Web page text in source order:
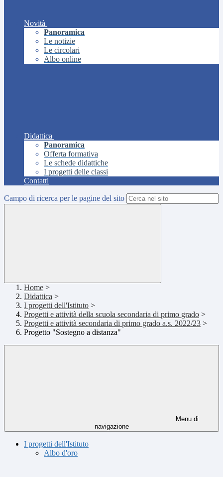
Novità
Panoramica
Le notizie
Le circolari
Albo online
Didattica
Panoramica
Offerta formativa
Le schede didattiche
I progetti delle classi
Contatti
Campo di ricerca per le pagine del sito
Home >
Didattica >
I progetti dell'Istituto >
Progetti e attività della scuola secondaria di primo grado >
Progetti e attività secondaria di primo grado a.s. 2022/23 >
Progetto "Sostegno a distanza"
Menu di
navigazione
I progetti dell'Istituto
Albo d'oro